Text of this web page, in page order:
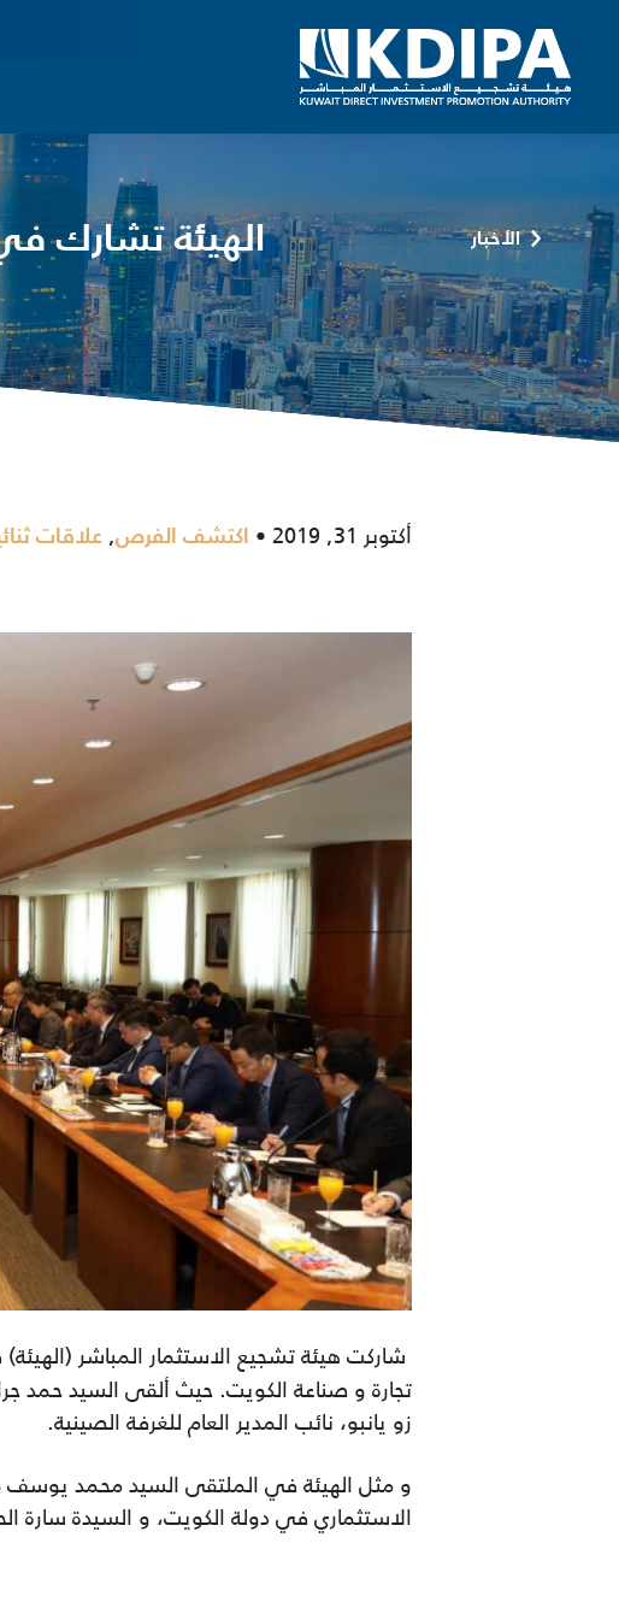
الهيئة تشارك الأخبار
أكتوبر 31, 2019 اكتشف الفرص, علاقات
تجارة و صناعة الكويت. حيث ألقى السيد حمد
زو يانبو، نائب المدير العام للغرفة الصينية.
و مثل الهيئة في الملتقى السيد محمد يوسف
الاستثماري في دولة الكويت، و السيدة سارة